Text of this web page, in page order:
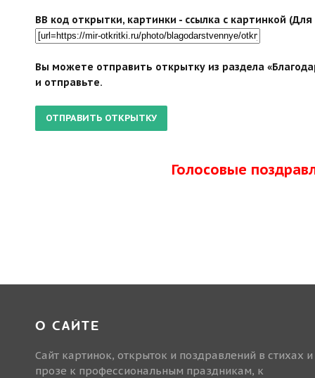
BB код открытки, картинки - ссылка с картинкой
Вы можете отправить открытку из раздела
и отправьте.
Голосовые
О САЙТЕ
Сайт картинок, открыток и поздравлений в стихах и
прозе к профессиональным праздникам, к